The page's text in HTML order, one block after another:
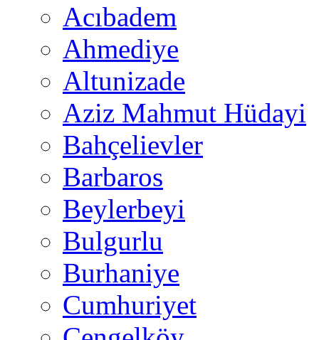
Acıbadem
Ahmediye
Altunizade
Aziz Mahmut Hüdayi
Bahçelievler
Barbaros
Beylerbeyi
Bulgurlu
Burhaniye
Cumhuriyet